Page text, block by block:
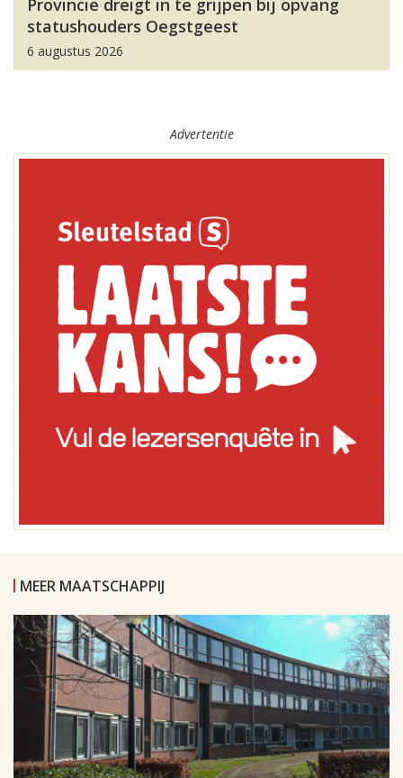
Provincie dreigt in te grijpen bij opvang
statushouders Oegstgeest
6 augustus 2026
Advertentie
MEER MAATSCHAPPIJ